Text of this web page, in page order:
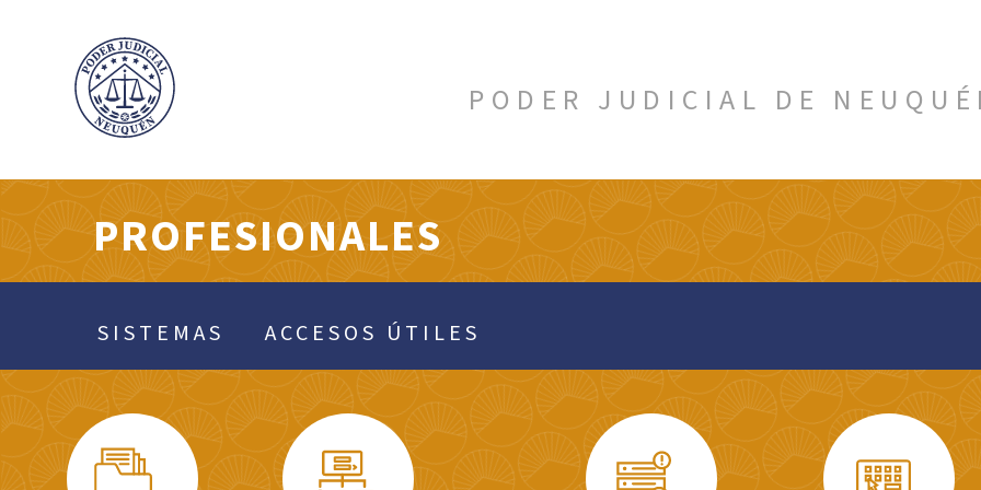
PODER JUDICIAL DE
PROFESIONALES
SISTEMAS ACCESOS ÚTILES